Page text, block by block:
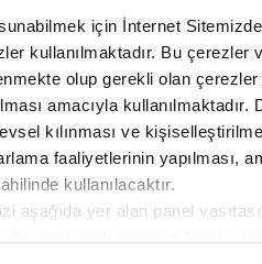
için İnternet
kullanılmaktadır. Bu çerezler
olup gerekli olan çerezler
amacıyla kullanılmaktadır.
kılınması ve
faaliyetlerinin yapılması,
kullanılacaktır.
aşağıda yer alan panel